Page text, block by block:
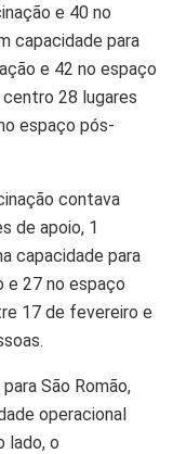
e 40 no
capacidade para
e 42 no espaço
28 lugares
espaço pós-
contava
de apoio, 1
capacidade para
e 27 no espaço
17 de fevereiro e
São Romão,
operacional
lado, o